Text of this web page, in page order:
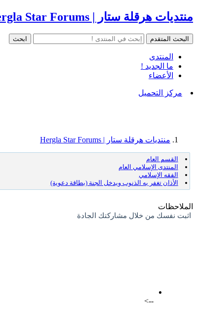
منتديات هرقلة ستار | Hergla Star Forums
المنتدى
ما الجديد !
الأعضاء
مركز التحميل
منتديات هرقلة ستار | Hergla Star Forums
القسم العام
المنتدى الإسلامي العام
الفقه الإسلامي
الأذان تغفر به الذنوب ويدخل الجنة (بطاقة دعوية)
الملاحظات
اثبت نفسك من خلال مشاركتك الجادة
-->